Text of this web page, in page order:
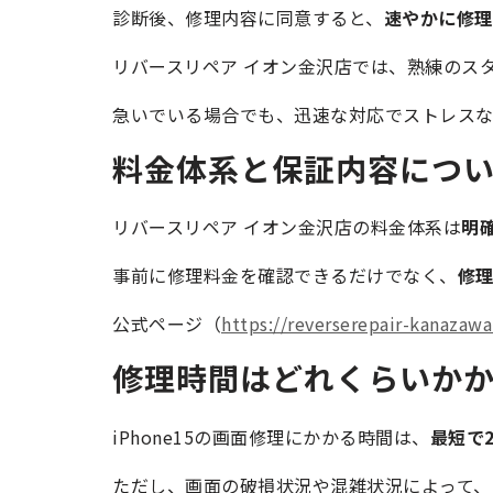
診断後、修理内容に同意すると、 速やかに修
リバースリペア イオン金沢店では、熟練のス
急いでいる場合でも、迅速な対応でストレス
料金体系と保証内容につ
リバースリペア イオン金沢店の料金体系は明
事前に修理料金を確認できるだけでなく、 修
公式ページ（https://reverserepair-
修理時間はどれくらいか
iPhone15の画面修理にかかる時間は、 最短で
ただし、画面の破損状況や混雑状況によって